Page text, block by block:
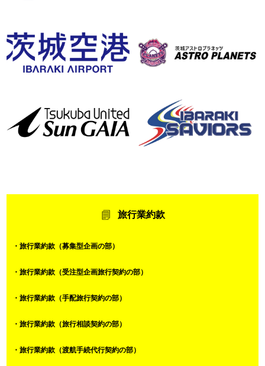
旅行業約款
・旅行業約款（募集型企画の部）
・旅行業約款（受注型企画旅行契約の部）
・旅行業約款（手配旅行契約の部）
・旅行業約款（旅行相談契約の部）
・旅行業約款（渡航手続代行契約の部）